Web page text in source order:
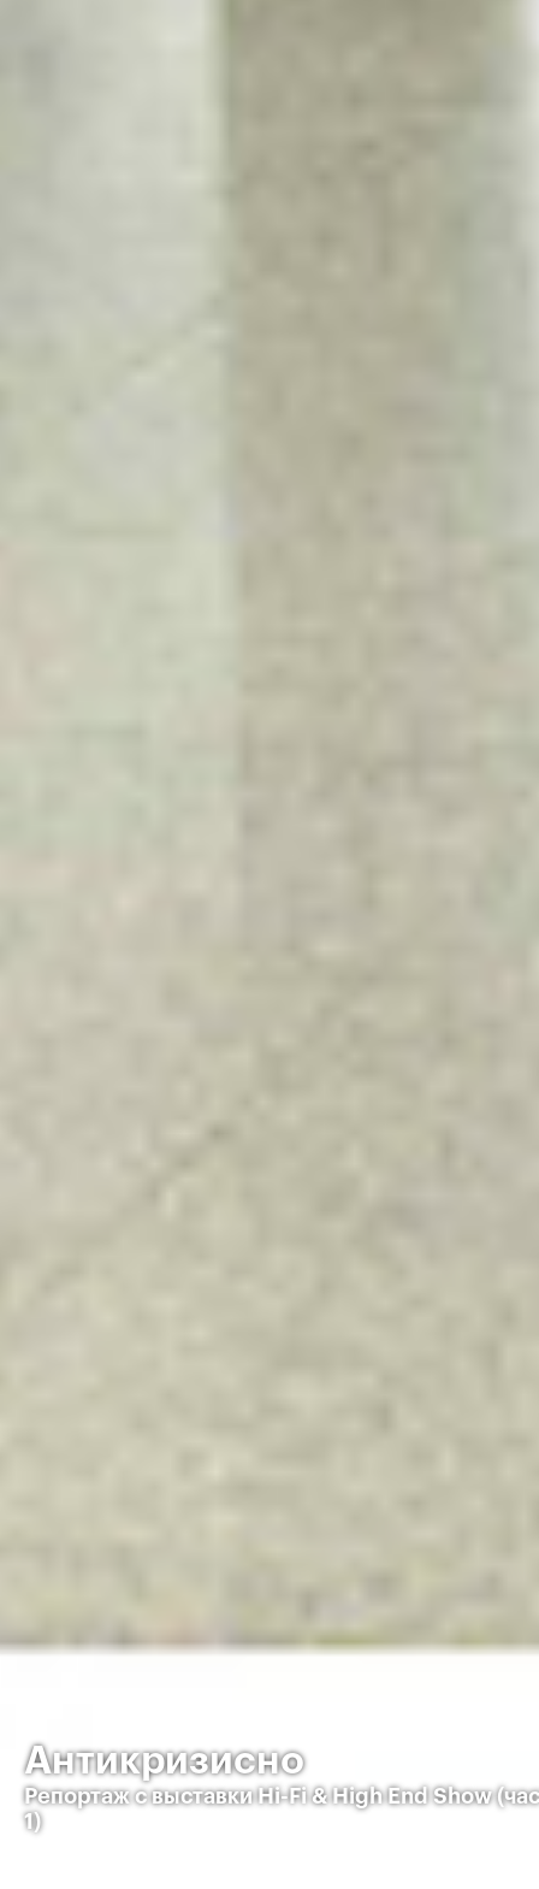
Антикризисно
Репортаж с выставки Hi-Fi & High End Show
1)